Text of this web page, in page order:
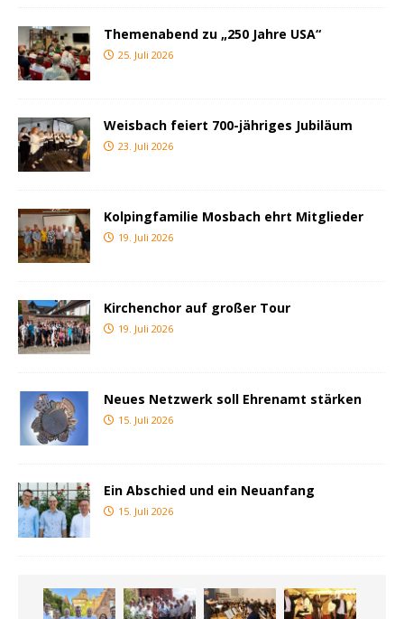
Themenabend zu „250 Jahre USA“
25. Juli 2026
Weisbach feiert 700-jähriges Jubiläum
23. Juli 2026
Kolpingfamilie Mosbach ehrt Mitglieder
19. Juli 2026
Kirchenchor auf großer Tour
19. Juli 2026
Neues Netzwerk soll Ehrenamt stärken
15. Juli 2026
Ein Abschied und ein Neuanfang
15. Juli 2026